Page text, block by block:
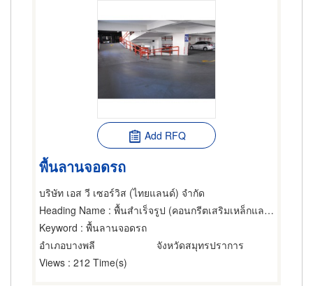
Add RFQ
พื้นลานจอดรถ
บริษัท เอส วี เซอร์วิส (ไทยแลนด์) จำกัด
Heading Name : พื้นสำเร็จรูป (คอนกรีตเสริมเหล็กและอัดแรง)
Keyword : พื้นลานจอดรถ
อำเภอบางพลี
จังหวัดสมุทรปราการ
Views : 212 Time(s)